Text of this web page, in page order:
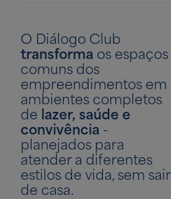
O Diálogo Club
transforma os espaços
comuns dos
empreendimentos em
ambientes completos
de lazer, saúde e
convivência -
planejados para
atender a diferentes
estilos de vida, sem sair
de casa.